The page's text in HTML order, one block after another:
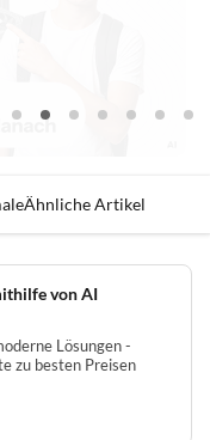
Ähnliche Artikel
von AI
Lösungen -
zu besten Preisen